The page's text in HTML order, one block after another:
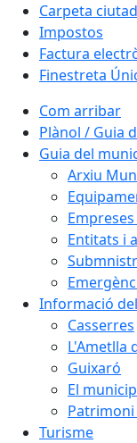
Carpeta
Impostos
Factura
Finestreta
Com arribar
Plànol / Guia
Guia del
Arxiu
Entitats i
Informació
Casserres
L'Ametlla
Guixaró
El
Turisme